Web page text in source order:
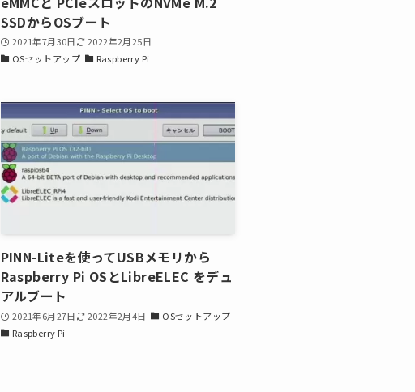
SSDからOSブート
2021年7月30日
2022年2月25日
OSセットアップ
Raspberry Pi
PINN-Liteを使ってUSBメモリから
Raspberry Pi OSとLibreELEC をデュ
アルブート
2021年6月27日 2022年2月4日
OSセットアップ
Raspberry Pi